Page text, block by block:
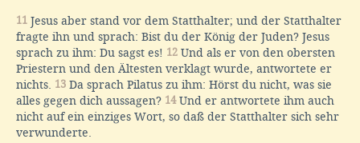
11 Jesus aber stand vor dem Statthalter; und der Statthalter
fragte ihn und sprach: Bist du der König der Juden? Jesus
sprach zu ihm: Du sagst es! 12 Und als er von den obersten
Priestern und den Ältesten verklagt wurde, antwortete er
nichts. 13 Da sprach Pilatus zu ihm: Hörst du nicht, was sie
alles gegen dich aussagen? 14Und er antwortete ihm auch
nicht auf ein einziges Wort, so daß der Statthalter sich sehr
verwunderte.